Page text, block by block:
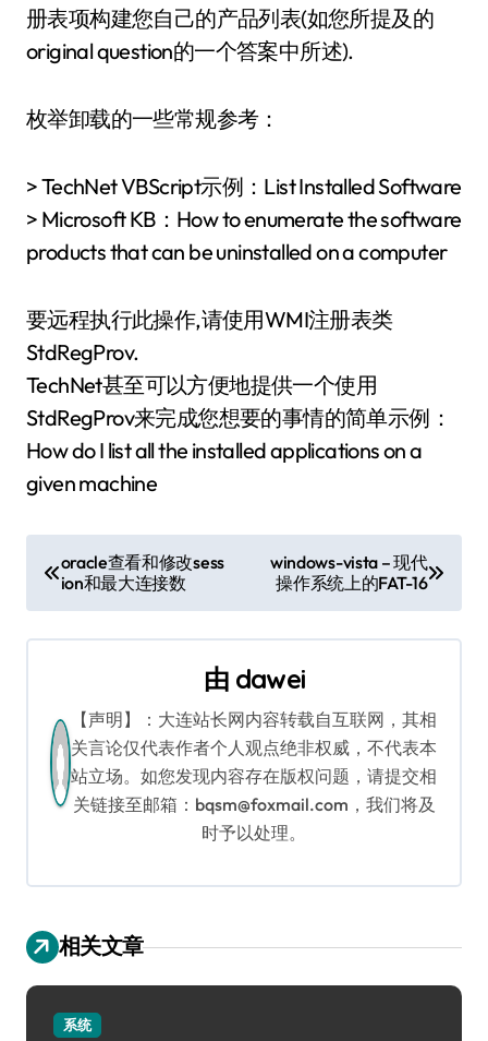
册表项构建您自己的产品列表(如您所提及的
original question的一个答案中所述).
枚举卸载的一些常规参考：
> TechNet VBScript示例：List Installed Software
> Microsoft KB：How to enumerate the software
products that can be uninstalled on a computer
要远程执行此操作,请使用WMI注册表类
StdRegProv.
TechNet甚至可以方便地提供一个使用
StdRegProv来完成您想要的事情的简单示例：
How do I list all the installed applications on a
given machine
文
章
导
oracle查看和修改sess
ion和最大连接数
windows-vista – 现代
操作系统上的FAT-16
由 dawei
【声明】：大连站长网内容转载自互联网，其相
关言论仅代表作者个人观点绝非权威，不代表本
站立场。如您发现内容存在版权问题，请提交相
关链接至邮箱：bqsm@foxmail.com，我们将及
时予以处理。
相关文章
系统